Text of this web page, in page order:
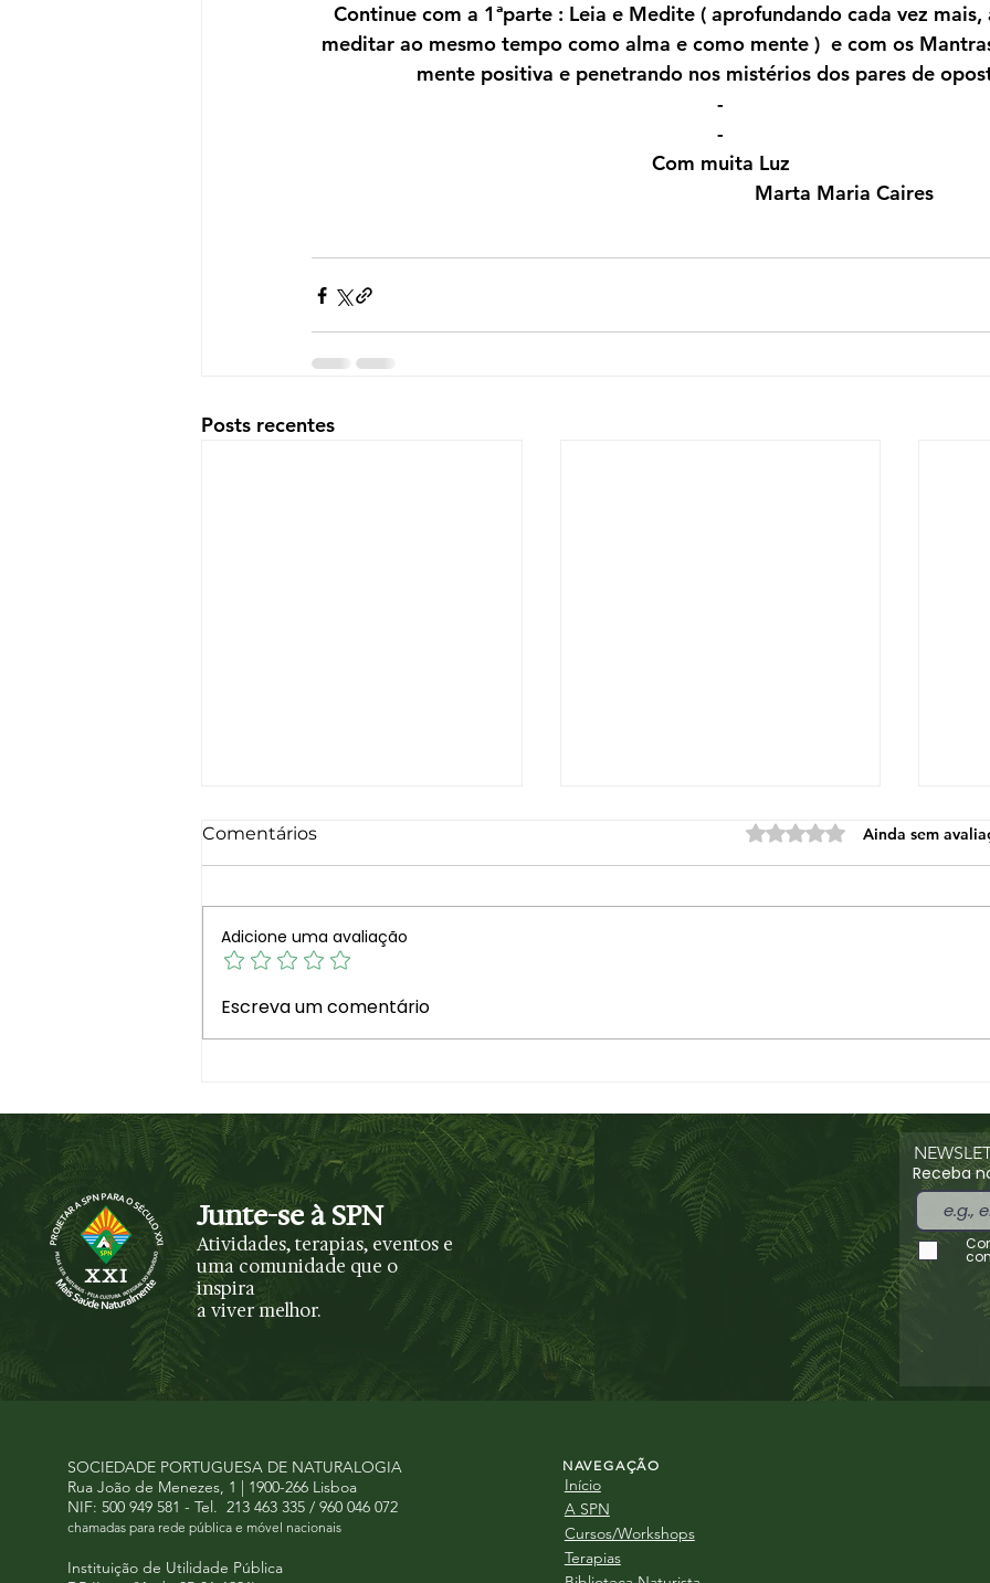
Continue com a 1ªparte : Leia e Medite ( aprofundando cada vez mais,
meditar ao mesmo tempo como alma e como mente )  e com os
mente positiva e penetrando nos mistérios dos pares de
-
-
Com muita Luz
Marta Maria Caires
Posts recentes
Visita Cultural aos Jardins
Comentários Avaliado com 0 de 5
Ainda sem
Adicione uma avaliação
Escreva um comentário
Junte-se à SPN
Atividades, terapias, eventos e
uma comunidade que o
inspira
a viver melhor.
Receba
SOCIEDADE PORTUGUESA DE NATURALOGIA
Rua João de Menezes, 1 | 1900-266 Lisboa
NIF: 500 949 581 - Tel. 213 463 335 / 960 046 072
chamadas para rede pública e móvel nacionais
Instituição de Utilidade Pública
Início
A SPN
Cursos/Workshops
Terapias
NAVEGAÇÃO